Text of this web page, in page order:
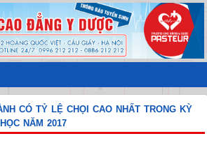
CÓ TỶ LỆ CHỌI CAO NHẤT TRONG KỲ
NĂM 2017